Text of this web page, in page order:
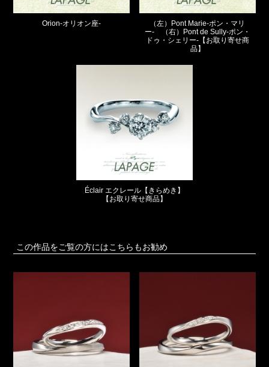
Orion-オリオン座-
（左）Pont Marie-ポン・マリ
ー- （右）Pont de Sully-ポン・
ドゥ・シェリー-【お取り寄せ商
品】
Éclair エクレール【きらめき】
【お取り寄せ商品】
この作品をご覧の方にはこちらもお勧め